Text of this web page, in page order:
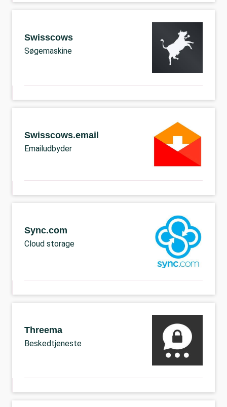
Swisscows
Søgemaskine
Swisscows.email
Emailudbyder
Sync.com
Cloud storage
Threema
Beskedtjeneste